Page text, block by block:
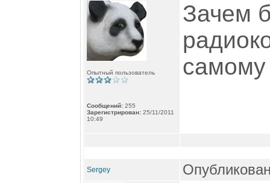
Опытный пользователь
Сообщений: 255
Зарегистрирован: 25/11/2011
10:49
Зачем
самому
Sergey